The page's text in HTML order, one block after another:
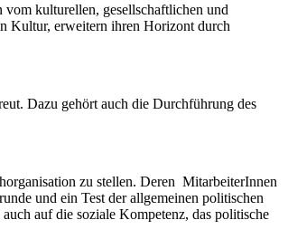
kulturellen, gesellschaftlichen und
Kultur, erweitern ihren Horizont durch
Dazu gehört auch die Durchführung des
zu stellen. Deren MitarbeiterInnen
und ein Test der allgemeinen politischen
auf die soziale Kompetenz, das politische